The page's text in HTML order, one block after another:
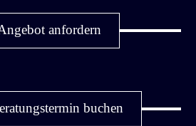
anfordern
buchen